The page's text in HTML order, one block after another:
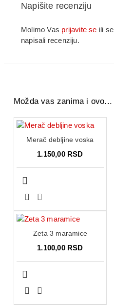
Napišite recenziju
Molimo Vas prijavite se ili se
napisali recenziju.
Možda vas zanima i ovo...
Merač debljine voska
1.150,00 RSD
Zeta 3 maramice
1.100,00 RSD